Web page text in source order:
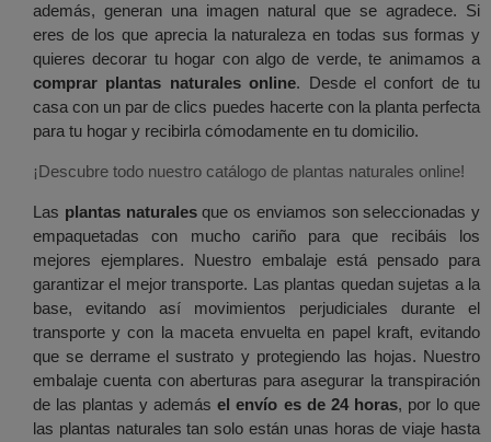
además, generan una imagen natural que se agradece. Si
eres de los que aprecia la naturaleza en todas sus formas y
quieres decorar tu hogar con algo de verde, te animamos a
comprar plantas naturales online. Desde el confort de tu
casa con un par de clics puedes hacerte con la planta perfecta
para tu hogar y recibirla cómodamente en tu domicilio.
¡Descubre todo nuestro catálogo de plantas naturales online!
Las plantas naturalesque os enviamos son seleccionadas y
empaquetadas con mucho cariño para que recibáis los
mejores ejemplares. Nuestro embalaje está pensado para
garantizar el mejor transporte. Las plantas quedan sujetas a la
base, evitando así movimientos perjudiciales durante el
transporte y con la maceta envuelta en papel kraft, evitando
que se derrame el sustrato y protegiendo las hojas. Nuestro
embalaje cuenta con aberturas para asegurar la transpiración
de las plantas y ademásel envío es de 24 horas, por lo que
las plantas naturales tan solo están unas horas de viaje hasta